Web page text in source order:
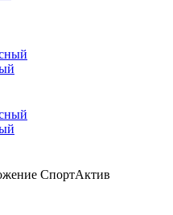
СпортАктив